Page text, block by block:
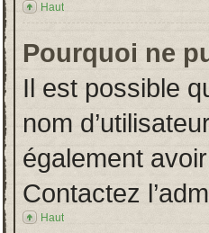
Haut
Pourquoi ne
Il est possible
nom
également
Contactez
Haut